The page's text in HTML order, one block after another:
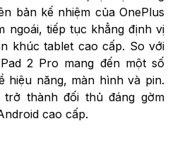
bản kế nhiệm của OnePlus
ngoái, tiếp tục khẳng định vị
khúc tablet cao cấp. So với
2 Pro mang đến một số
hiệu năng, màn hình và pin.
thành đối thủ đáng gờm
cao cấp.